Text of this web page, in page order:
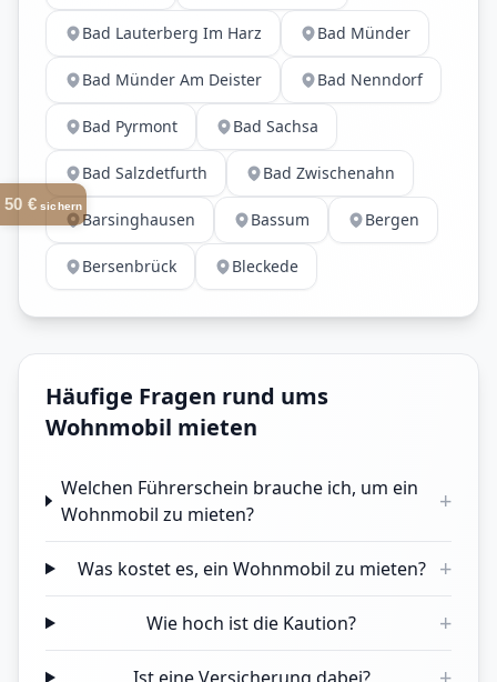
Bad Lauterberg Im Harz Bad Münder
Bad Münder Am Deister Bad Nenndorf
Bad Pyrmont Bad Sachsa
Bad Salzdetfurth Bad Zwischenahn
Barsinghausen Bassum Bergen
Bersenbrück Bleckede
Häufige Fragen rund ums
Wohnmobil mieten
Welchen Führerschein brauche ich, um ein
Wohnmobil zu mieten?
+
Was kostet es, ein Wohnmobil zu mieten? +
Wie hoch ist die Kaution? +
50 €sichern